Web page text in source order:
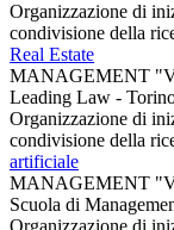
Organizzazione di
condivisione della
Real Estate
MANAGEMENT
Leading Law -
Organizzazione di
condivisione della
artificiale
MANAGEMENT
Scuola di